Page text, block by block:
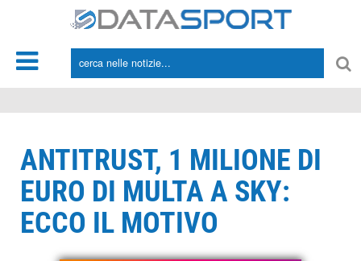
ANTITRUST, 1 MILIONE DI
EURO DI MULTA A SKY:
ECCO IL MOTIVO